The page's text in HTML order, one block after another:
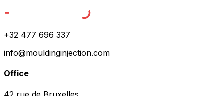
+32 477 696 337
info@mouldinginjection.com
Office
42 rue de Bruxelles